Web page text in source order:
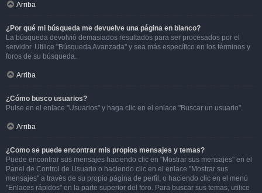
Arriba
¿Por qué mi búsqueda me devuelve una página en blanco?
La búsqueda devolvió demasiados resultados para ser procesados por el
servidor. Utilice "Búsqueda Avanzada" y sea más específico en los términos y
foros de su búsqueda.
Arriba
¿Cómo busco usuarios?
Pulse en el enlace "Usuarios" y haga clic en el enlace "Buscar un usuario".
Arriba
¿Como se puede encontrar mis propios mensajes y temas?
Puede encontrar sus mensajes haciendo clic en "Mostrar sus mensajes" en el
Panel de Control de Usuario o haciendo clic en el enlace "Mostrar sus
mensajes" a través de su propio página de perfil, o haciendo clic en el menú
"Enlaces rápidos" en la parte superior del foro. Para buscar sus temas, utilice